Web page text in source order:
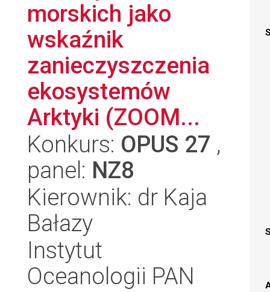
morskich jako
wskaźnik
zanieczyszczenia
ekosystemów
Arktyki (ZOOM...
Konkurs: OPUS 27 ,
panel: NZ8
Kierownik: dr Kaja
Bałazy
Instytut
Oceanologii PAN